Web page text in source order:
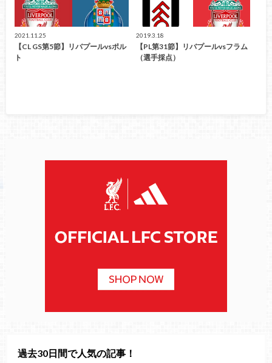
2021.11.25
【CL GS第5節】リバプールvsポル
ト
2019.3.18
【PL第31節】リバプールvsフラム
（選手採点）
過去30日間で人気の記事！